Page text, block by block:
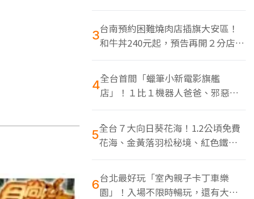
色美食多
3台南預約困難燒肉店插旗大安區！
和牛丼240元起，預告再開２分店、
地點曝光
4全台首間「蠟筆小新電影旗艦
店」！１比１機器人爸爸、邪惡正
男，百款周邊買翻
5全台７大向日葵花海！1.2公頃免費
花海、金黃落羽松秘境、紅色鐵橋
同框
6台北最好玩「室內親子卡丁車樂
園」！入場不限時暢玩，還有大螢